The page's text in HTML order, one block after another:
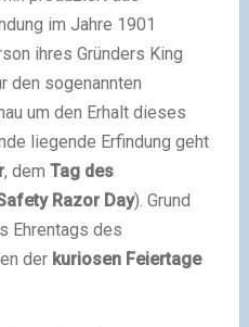
im Jahre 1901
ihres Gründers King
den sogenannten
um den Erhalt dieses
liegende Erfindung geht
, dem Tag des
Razor Day). Grund
Ehrentags des
der kuriosen Feiertage